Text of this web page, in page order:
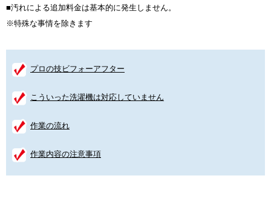
■汚れによる追加料金は基本的に発生しません。
※特殊な事情を除きます
プロの技ビフォーアフター
こういった洗濯機は対応していません
作業の流れ
作業内容の注意事項